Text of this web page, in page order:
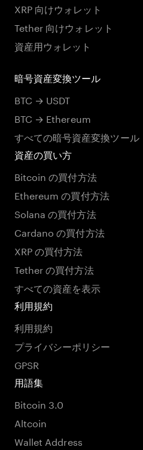
XRP 向けウォレット
Tether 向けウォレット
資産用ウォレット
暗号資産変換ツール
BTC → USDT
BTC → Ethereum
すべての暗号資産変換ツール
資産の買い方
Bitcoin の買付方法
Ethereum の買付方法
Solana の買付方法
Cardano の買付方法
XRP の買付方法
Tether の買付方法
すべての資産を表示
利用規約
利用規約
プライバシーポリシー
GPSR
用語集
Bitcoin 3.0
Altcoin
Wallet Address